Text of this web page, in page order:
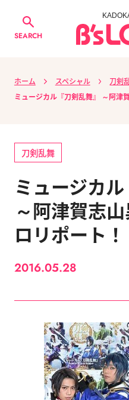
SEARCH
ホーム スペシャル
刀剣
ミュージカル『刀剣乱舞』 ～阿津
刀剣乱舞
ミュージカル
～阿津賀志
ロリポート！
2016.05.28